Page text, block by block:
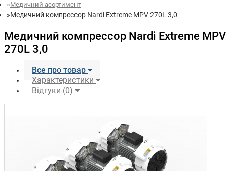
Медичний асортимент
Медичний компрессор Nardi Extreme MPV 270L 3,0
Медичний компрессор Nardi Extreme MPV
270L 3,0
Все про товар
Характеристики
Відгуки (0)